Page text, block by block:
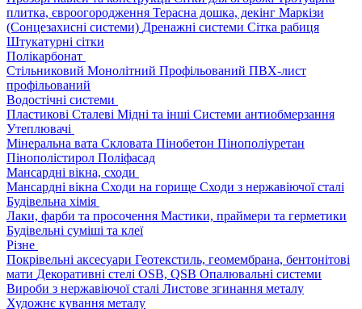
плитка, євроогородження Терасна дошка, декінг Маркізи
(Сонцезахисні системи) Дренажні системи Сітка рабиця
Штукатурні сітки
Полікарбонат
Стільниковий Монолітний Профільований ПВХ-лист
профільований
Водостічні системи
Пластикові Сталеві Мідні та інші Системи антиобмерзання
Утеплювачі
Мінеральна вата Скловата Пінобетон Пінополіуретан
Пінополістирол Поліфасад
Мансардні вікна, сходи
Мансардні вікна Сходи на горище Сходи з нержавіючої сталі
Будівельна хімія
Лаки, фарби та просочення Мастики, праймери та герметики
Будівельні суміші та клеї
Різне
Покрівельні аксесуари Геотекстиль, геомембрана, бентонітові
мати Декоративні стелі OSB, QSB Опалювальні системи
Вироби з нержавіючої сталі Листове згинання металу
Художнє кування металу